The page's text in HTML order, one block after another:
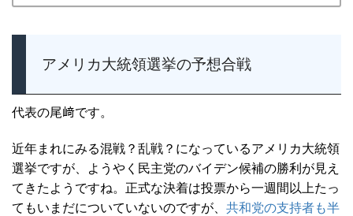
アメリカ大統領選挙の予想合戦
代表の尾﨑です。
近年まれにみる混戦？乱戦？になっているアメリカ大統領
選挙ですが、ようやく民主党のバイデン候補の勝利が見え
てきたようですね。正式な決着は投票から一週間以上たっ
てもいまだについていないのですが、 共和党の支持者も半